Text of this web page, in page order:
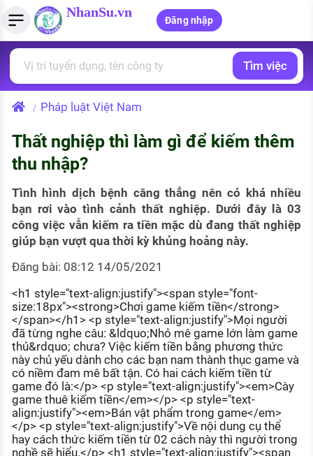
NhanSu.vn
Đăng nhập
Tìm việc làm
Việc làm ngành luật
Việc làm lương cao
Việc làm tốt nhất
CÔNG TY
Danh sách nhà tuyển dụng
Quản lý CV
Tải CV lên
Tạo CV trực tuyến
Mẫu CV đơn giản
Mẫu CV hiện đại
Tính lương Gross - Net
Tính thuế thu nhập cá nhân
Tính trợ cấp thất nghiệp
PHÁP LUẬT VIỆT NAM
Văn bản pháp luật
PHÁP LUẬT LAO ĐỘNG
Lao động và tiền lương
Bảo hiểm và phúc lợi
Thuế thu nhập
Hồ sơ biểu mẫu
Chính sách lao động
KHÁM PHÁ NGHỀ NGHIỆP
Tử vi nghề nghiệp
Kỹ năng nghề nghiệp
HƯỚNG NGHIỆP VIỆC LÀM
Đặc trưng từng nghề
Tìm việc
/ Pháp luật Việt Nam
Thất nghiệp thì làm gì để kiếm thêm
thu nhập?
Tình hình dịch bệnh căng thẳng nên có khá nhiều
bạn rơi vào tình cảnh thất nghiệp. Dưới đây là 03
công việc vẫn kiếm ra tiền mặc dù đang thất nghiệp
giúp bạn vượt qua thời kỳ khủng hoảng này.
Đăng bài: 08:12 14/05/2021
<h1 style="text-align:justify"><span style="font-
size:18px"><strong>Chơi game kiếm tiền</strong>
</span></h1> <p style="text-align:justify">Mọi người
đã từng nghe câu: &ldquo;Nhỏ mê game lớn làm game
thủ&rdquo; chưa? Việc kiếm tiền bằng phương thức
này chủ yếu dành cho các bạn nam thành thục game và
có niềm đam mê bất tận. Có hai cách kiếm tiền từ
game đó là:</p> <p style="text-align:justify"><em>Cày
game thuê kiếm tiền</em></p> <p style="text-
align:justify"><em>Bán vật phẩm trong game</em>
</p> <p style="text-align:justify">Về nội dung cụ thể
hay cách thức kiếm tiền từ 02 cách này thì người trong
nghề sẽ hiểu.</p> <h1 style="text-align:justify"><span